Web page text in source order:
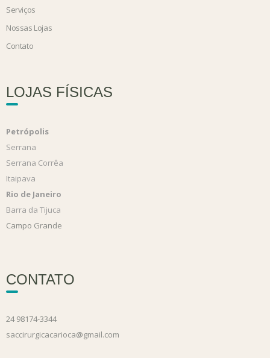
Serviços
Nossas Lojas
Contato
LOJAS FÍSICAS
Petrópolis
Serrana
Serrana Corrêa
Itaipava
Rio de Janeiro
Barra da Tijuca
Campo Grande
CONTATO
24 98174-3344
saccirurgicacarioca@gmail.com